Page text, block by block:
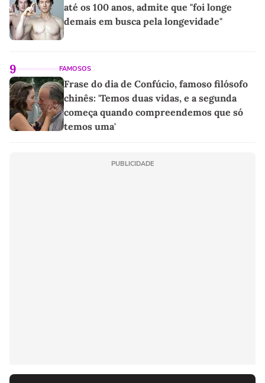
até os 100 anos, admite que "foi longe
demais em busca pela longevidade"
9 FAMOSOS
Frase do dia de Confúcio, famoso filósofo
chinês: 'Temos duas vidas, e a segunda
começa quando compreendemos que só
temos uma'
PUBLICIDADE